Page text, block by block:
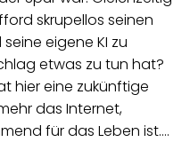
skrupellos seinen
eigene KI zu
etwas zu tun hat?
hier eine zukünftige
das Internet,
für das Leben ist.…